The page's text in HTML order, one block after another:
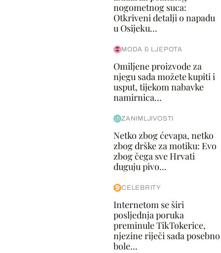
nogometnog suca:
Otkriveni detalji o napadu
u Osijeku...
MODA & LJEPOTA
Omiljene proizvode za
njegu sada možete kupiti i
usput, tijekom nabavke
namirnica...
ZANIMLJIVOSTI
Netko zbog ćevapa, netko
zbog drške za motiku: Evo
zbog čega sve Hrvati
duguju pivo...
CELEBRITY
Internetom se širi
posljednja poruka
preminule TikTokerice,
njezine riječi sada posebno
bole...